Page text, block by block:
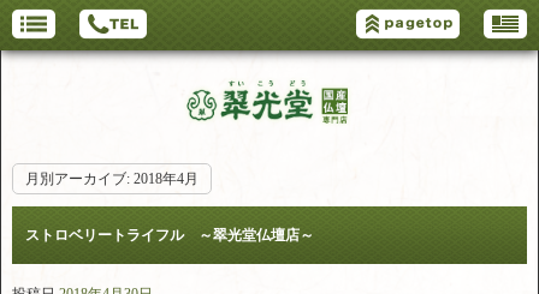
月別アーカイブ: 2018年4月
ストロベリートライフル ～翠光堂仏壇店～